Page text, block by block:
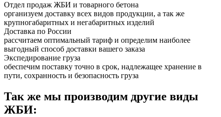
Отдел продаж ЖБИ и товарного бетона
организуем доставку всех видов продукции, а так же
крупногабаритных и негабаритных изделий
Доставка по России
рассчитаем оптимальный тариф и определим наиболее
выгодный способ доставки вашего заказа
Экспедирование груза
обеспечим поставку точно в срок, надлежащее хранение в
пути, сохранность и безопасность груза
Так же мы производим другие виды
ЖБИ: